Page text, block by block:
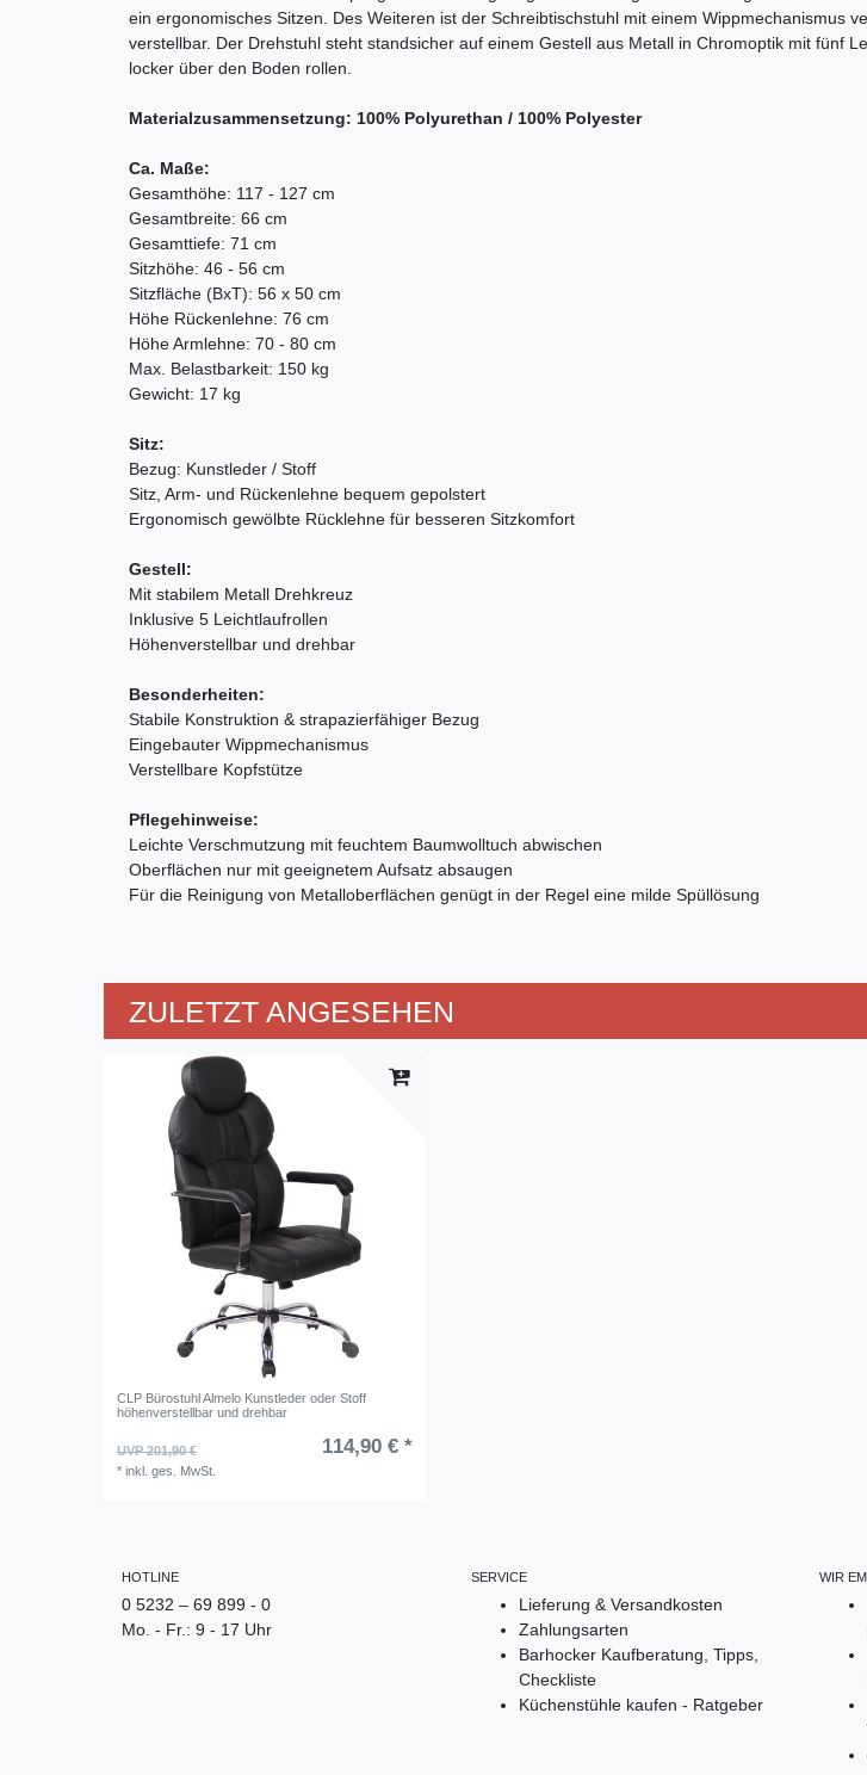
ein ergonomisches Sitzen. Des Weiteren ist der Schreibtischstuhl mit einem Wippmechanismus
verstellbar. Der Drehstuhl steht standsicher auf einem Gestell aus Metall in Chromoptik mit fünf
locker über den Boden rollen.
Materialzusammensetzung: 100% Polyurethan / 100% Polyester
Ca. Maße:
Gesamthöhe: 117 - 127 cm
Gesamtbreite: 66 cm
Gesamttiefe: 71 cm
Sitzhöhe: 46 - 56 cm
Sitzfläche (BxT): 56 x 50 cm
Höhe Rückenlehne: 76 cm
Höhe Armlehne: 70 - 80 cm
Max. Belastbarkeit: 150 kg
Gewicht: 17 kg
Sitz:
Bezug: Kunstleder / Stoff
Sitz, Arm- und Rückenlehne bequem gepolstert
Ergonomisch gewölbte Rücklehne für besseren Sitzkomfort
Gestell:
Mit stabilem Metall Drehkreuz
Inklusive 5 Leichtlaufrollen
Höhenverstellbar und drehbar
Besonderheiten:
Stabile Konstruktion & strapazierfähiger Bezug
Eingebauter Wippmechanismus
Verstellbare Kopfstütze
Pflegehinweise:
Leichte Verschmutzung mit feuchtem Baumwolltuch abwischen
Oberflächen nur mit geeignetem Aufsatz absaugen
Für die Reinigung von Metalloberflächen genügt in der Regel eine milde Spüllösung
ZULETZT ANGESEHEN
CLP Bürostuhl Almelo Kunstleder oder Stoff
höhenverstellbar und drehbar
UVP 201,90 € 114,90 € *
*inkl. ges. MwSt.
HOTLINE
0 5232 – 69 899 - 0
Mo. - Fr.: 9 - 17 Uhr
SERVICE
Lieferung & Versandkosten
Zahlungsarten
Barhocker Kaufberatung, Tipps,
Checkliste
Küchenstühle kaufen - Ratgeber
WIR